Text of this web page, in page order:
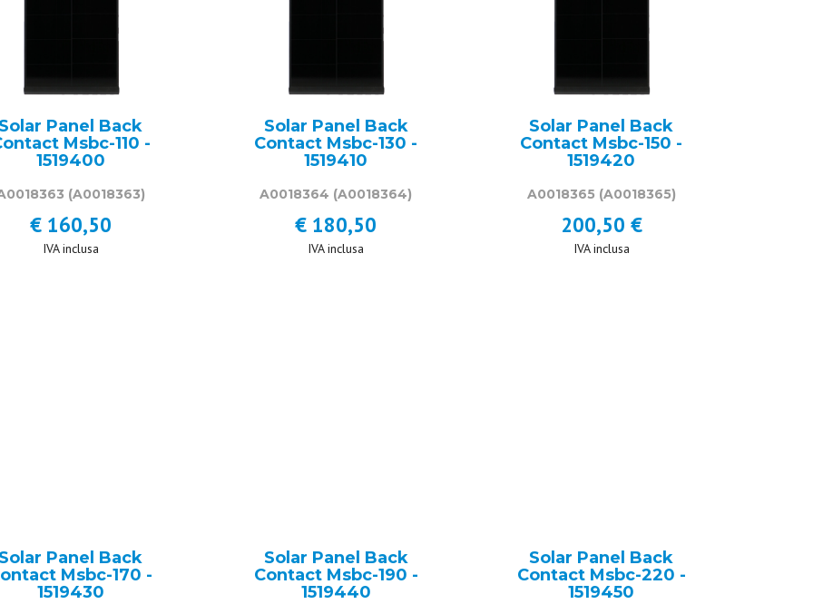
Panel Back
Msbc-110 -
1519400
(A0018363)
€ 160,50
IVA inclusa
Solar Panel Back
Contact Msbc-130 -
1519410
A0018364 (A0018364)
€ 180,50
IVA inclusa
Solar Panel Back
Contact Msbc-150 -
1519420
A0018365 (A0018365)
200,50 €
IVA inclusa
Panel Back
Msbc-170 -
1519430
Solar Panel Back
Contact Msbc-190 -
1519440
Solar Panel Back
Contact Msbc-220 -
1519450